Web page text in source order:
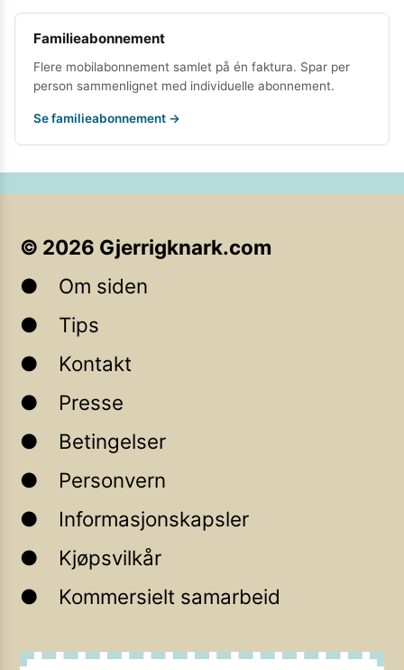
Familieabonnement
Flere mobilabonnement samlet på én faktura. Spar per
person sammenlignet med individuelle abonnement.
Se familieabonnement →
© 2026 Gjerrigknark.com
Om siden
Tips
Kontakt
Presse
Betingelser
Personvern
Informasjonskapsler
Kjøpsvilkår
Kommersielt samarbeid